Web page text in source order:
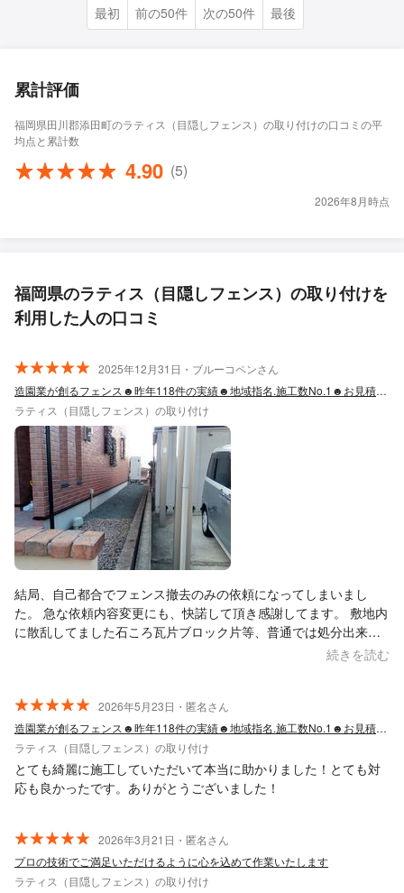
最初 前の50件 次の50件 最後
累計評価
福岡県田川郡添田町のラティス（目隠しフェンス）の取り付けの口コミの平
均点と累計数
4.90 (5)
2026年8月時点
福岡県のラティス（目隠しフェンス）の取り付けを
利用した人の口コミ
2025年12月31日・ブルーコペンさん
造園業が創るフェンス☻昨年118件の実績☻地域指名.施工数No.1☻お見積り無料
ラティス（目隠しフェンス）の取り付け
結局、自己都合でフェンス撤去のみの依頼になってしまいまし
た。 急な依頼内容変更にも、快諾して頂き感謝してます。 敷地内
に散乱してました石ころ瓦片ブロック片等、普通では処分出来な
いですし、かなりの量でしたが、まとめて処分をご依頼してお安
続きを読む
2026年5月23日・匿名さん
造園業が創るフェンス☻昨年118件の実績☻地域指名.施工数No.1☻お見積り無料
ラティス（目隠しフェンス）の取り付け
とても綺麗に施工していただいて本当に助かりました！とても対
応も良かったです。ありがとうございました！
2026年3月21日・匿名さん
プロの技術でご満足いただけるように心を込めて作業いたします
ラティス（目隠しフェンス）の取り付け